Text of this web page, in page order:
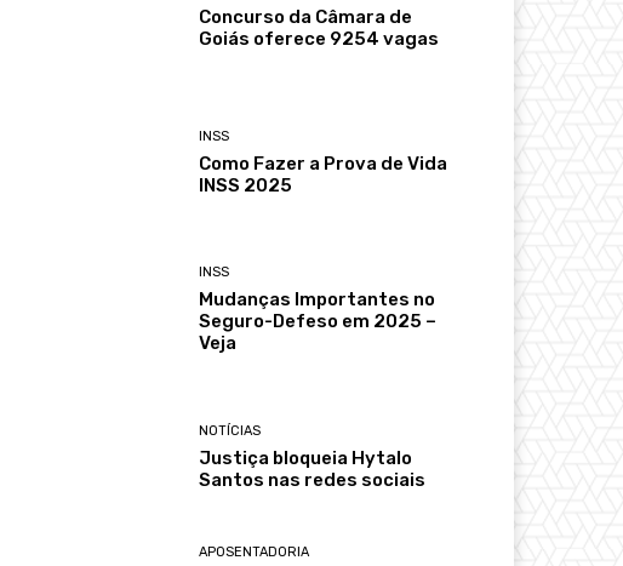
Concurso da Câmara de
Goiás oferece 9254 vagas
INSS
Como Fazer a Prova de Vida
INSS 2025
INSS
Mudanças Importantes no
Seguro-Defeso em 2025 –
Veja
NOTÍCIAS
Justiça bloqueia Hytalo
Santos nas redes sociais
APOSENTADORIA